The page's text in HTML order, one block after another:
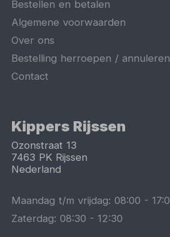
Bestellen en betalen
Algemene voorwaarden
Over ons
Bestelling herroepen / annuleren
Contact
Kippers Rijssen
Ozonstraat 13
7463 PK Rijssen
Nederland
Maandag t/m vrijdag:08:00 -
Zaterdag:08:30 -12:30